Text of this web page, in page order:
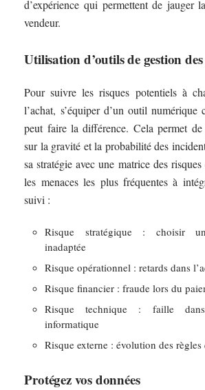
d’expérience qui permettent de jauger
vendeur.
Utilisation d’outils de gestion
Pour suivre les risques potentiels à
l’achat, s’équiper d’un outil numérique
peut faire la différence. Cela permet
sur la gravité et la probabilité des
sa stratégie avec une matrice des
les menaces les plus fréquentes à
suivi :
Risque stratégique : choisir
inadaptée
Risque opérationnel : retards dans
Risque financier : fraude lors du
Risque technique : faille
informatique
Risque externe : évolution des règles
Protégez vos données